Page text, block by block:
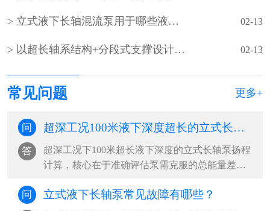
立式液下长轴混流泵用于哪些液下深度超长的超深工况？ 02-13
以‌超长轴系结构+分段式支撑设计‌为核心的‌超长立式液下长轴泵 02-13
常见问题 更多+
问 超深工况100米液下深度超长的立式长轴泵的扬程如何计算？
答
超深工况下100米超长液下深度的立式长轴泵扬程
计算，核心在于准确评估泵需克服的总能量差，
问 立式液下长轴泵常见故障有哪些？